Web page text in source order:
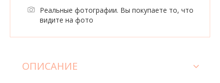
Реальные фотографии. Вы покупаете то, что
видите на фото
ОПИСАНИЕ